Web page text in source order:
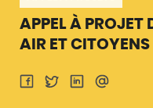
APPEL À PROJET
AIR ET CITOYENS